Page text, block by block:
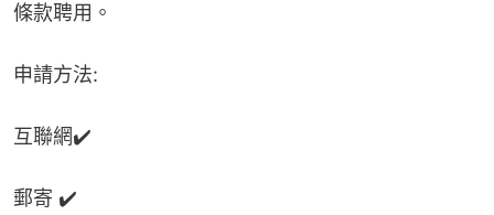
條款聘用。
申請方法:
互聯網✔️
郵寄 ✔️